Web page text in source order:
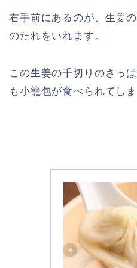
右手前にあるのが、生姜
のたれをいれます。
この生姜の千切りのさっ
も小籠包が食べられてし